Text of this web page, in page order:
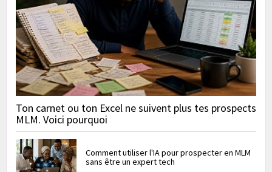
Ton carnet ou ton Excel ne suivent plus tes prospects
MLM. Voici pourquoi
Comment utiliser l'IA pour prospecter en MLM
sans être un expert tech